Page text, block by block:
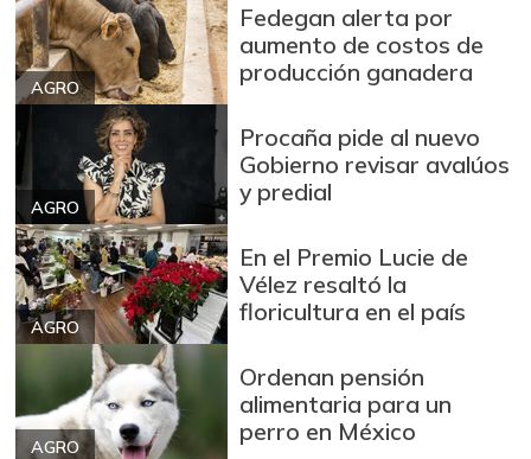
AGRO
Fedegan alerta por
aumento de costos de
producción ganadera
AGRO
Procaña pide al nuevo
Gobierno revisar avalúos
y predial
AGRO
En el Premio Lucie de
Vélez resaltó la
floricultura en el país
AGRO
Ordenan pensión
alimentaria para un
perro en México